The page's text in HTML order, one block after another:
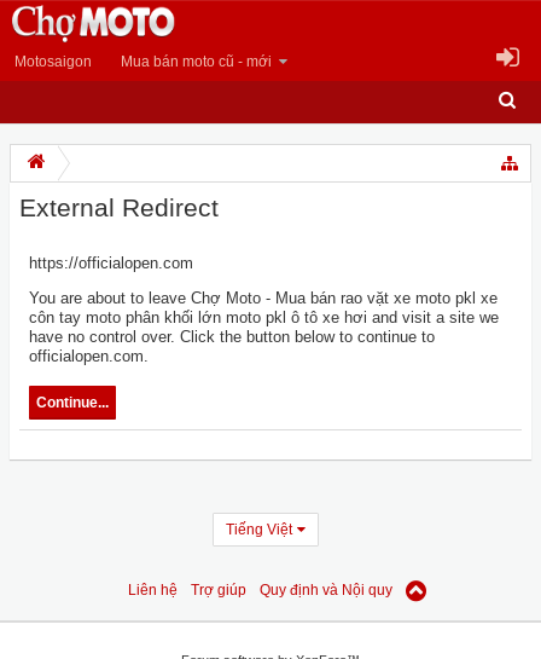
Motosaigon Mua bán moto cũ - mới
External Redirect
https://officialopen.com
You are about to leave Chợ Moto - Mua bán rao vặt xe moto pkl xe
côn tay moto phân khối lớn moto pkl ô tô xe hơi and visit a site we
have no control over. Click the button below to continue to
officialopen.com.
Continue...
Tiếng Việt
Liên hệ Trợ giúp Quy định và Nội quy